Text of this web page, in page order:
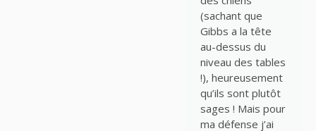
(sachant que
Gibbs a la tête
au-dessus du
niveau des tables
!), heureusement
qu’ils sont plutôt
sages ! Mais pour
ma défense j’ai